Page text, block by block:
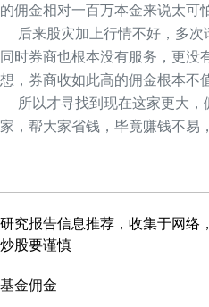
的佣金相对一百万本金来说太可
后来股灾加上行情不好，多次
同时券商也根本没有服务，更没
想，券商收如此高的佣金根本不
所以才寻找到现在这家更大，
家，帮大家省钱，毕竟赚钱不易
研究报告信息推荐，收集于网络
炒股要谨慎
基金佣金